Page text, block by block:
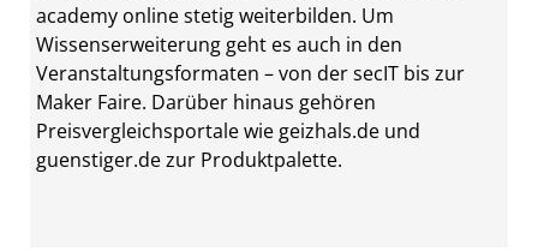
academy online stetig weiterbilden. Um
Wissenserweiterung geht es auch in den
Veranstaltungsformaten – von der secIT bis zur
Maker Faire. Darüber hinaus gehören
Preisvergleichsportale wie geizhals.de und
guenstiger.de zur Produktpalette.